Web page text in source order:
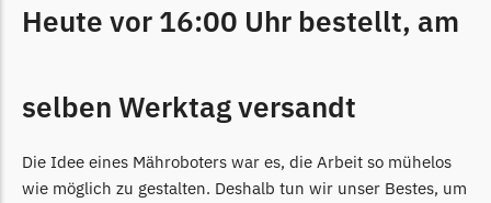
Heute vor 16:00 Uhr bestellt, am
selben Werktag versandt
Die Idee eines Mähroboters war es, die Arbeit so mühelos
wie möglich zu gestalten. Deshalb tun wir unser Bestes, um